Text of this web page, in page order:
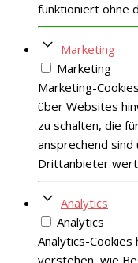
funktioniert ohne
Marketing
Marketing
Marketing-
über Websites
zu schalten, die
ansprechend sind
Drittanbieter
Analytics
Analytics
Analytics-